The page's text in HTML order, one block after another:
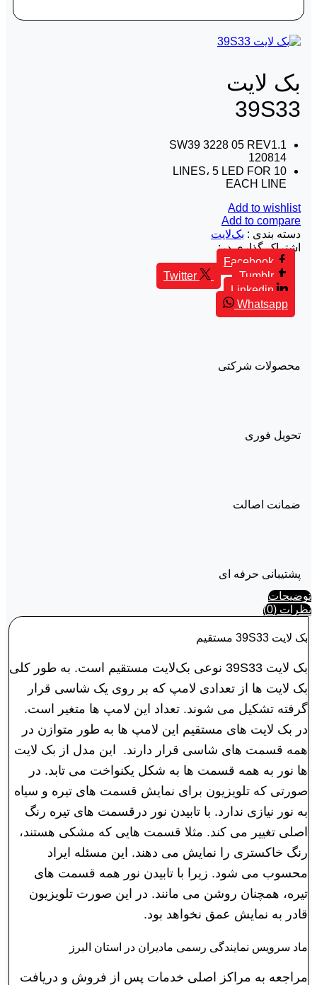
بک لايت
39S33
SW39 3228 05 REV1.1
120814
10 LINES، 5 LED FOR
EACH LINE
Add to wishlist
Add to compare
دسته بندی : بک‌لایت
اشتراک گذاری در:
Facebook
Twitter
Tumblr
Linkedin
Whatsapp
محصولات شرکتی
تحویل فوری
ضمانت اصالت
پشتیبانی حرفه ای
توضیحات
نظرات (0)
بک لايت 39S33 مستقیم
بک لايت 39S33 نوعی بک‌لایت مستقیم است. به طور کلی
بک لایت ها از تعدادی لامپ که بر روی یک شاسی قرار
گرفته تشکیل می شوند. تعداد این لامپ ها متغیر است.
در بک لایت های مستقیم این لامپ ها به طور متوازن در
همه قسمت های شاسی قرار دارند. این مدل از بک لایت
ها نور به همه قسمت ها به شکل یکنواخت می تابد. در
صورتی که تلویزیون برای نمایش قسمت های تیره و سیاه
به نور نیازی ندارد. با تابیدن نور درقسمت های تیره رنگ
اصلی تغییر می کند. مثلا قسمت هایی که مشکی هستند،
رنگ خاکستری را نمایش می دهند. این مسئله ایراد
محسوب می شود. زیرا با تابیدن نور همه قسمت های
تیره، همچنان روشن می مانند. در این صورت تلویزیون
قادر به نمایش عمق نخواهد بود.
ماد سرویس نمایندگی رسمی مادیران در استان البرز
مراجعه به مراکز اصلی خدمات پس از فروش و دریافت